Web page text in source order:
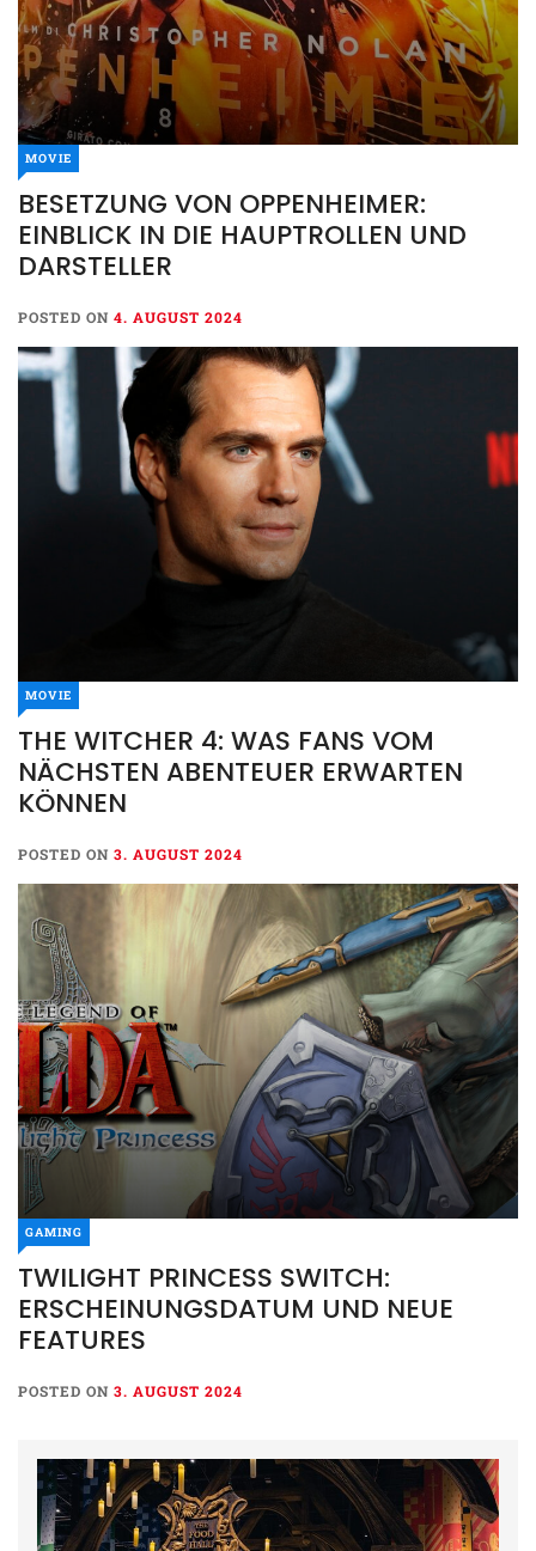
MOVIE
BESETZUNG VON OPPENHEIMER:
EINBLICK IN DIE HAUPTROLLEN UND
DARSTELLER
POSTED ON 4. AUGUST 2024
MOVIE
THE WITCHER 4: WAS FANS VOM
NÄCHSTEN ABENTEUER ERWARTEN
KÖNNEN
POSTED ON 3. AUGUST 2024
GAMING
TWILIGHT PRINCESS SWITCH:
ERSCHEINUNGSDATUM UND NEUE
FEATURES
POSTED ON 3. AUGUST 2024